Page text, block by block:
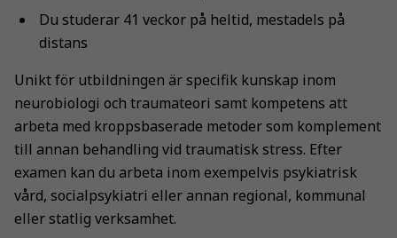
Du studerar 41 veckor på heltid, mestadels på
distans
Unikt för utbildningen är specifik kunskap inom
neurobiologi och traumateori samt kompetens att
arbeta med kroppsbaserade metoder som komplement
till annan behandling vid traumatisk stress. Efter
examen kan du arbeta inom exempelvis psykiatrisk
vård, socialpsykiatri eller annan regional, kommunal
eller statlig verksamhet.